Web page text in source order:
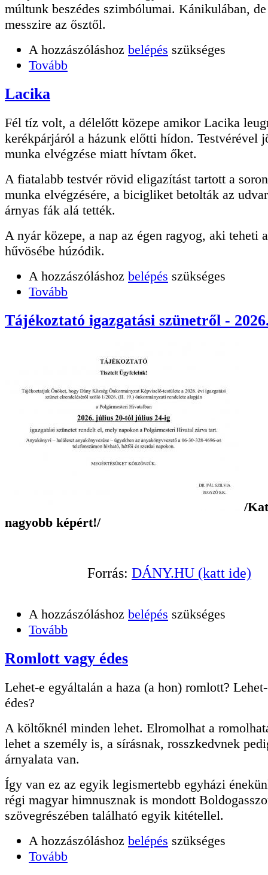
múltunk beszédes szimbólumai. Kánikulában,
messzire az ősztől.
A hozzászóláshoz belépés szükséges
Tovább
Lacika
Fél tíz volt, a délelőtt közepe amikor Lacika
kerékpárjáról a házunk előtti hídon. Testvérével
munka elvégzése miatt hívtam őket.
A fiatalabb testvér rövid eligazítást tartott a
munka elvégzésére, a bicigliket betolták az
árnyas fák alá tették.
A nyár közepe, a nap az égen ragyog, aki teheti
hűvösébe húzódik.
A hozzászóláshoz belépés szükséges
Tovább
Tájékoztató igazgatási szünetről -
/
nagyobb képért!/
Forrás: DÁNY.HU (katt ide)
A hozzászóláshoz belépés szükséges
Tovább
Romlott vagy édes
Lehet-e egyáltalán a haza (a hon) romlott?
édes?
A költőknél minden lehet. Elromolhat a
lehet a személy is, a sírásnak, rosszkedvnek
árnyalata van.
Így van ez az egyik legismertebb egyházi
régi magyar himnusznak is mondott
szövegrészében található egyik kitétellel.
A hozzászóláshoz belépés szükséges
Tovább